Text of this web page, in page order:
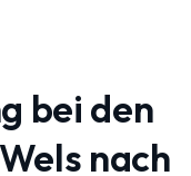
bei den
nach